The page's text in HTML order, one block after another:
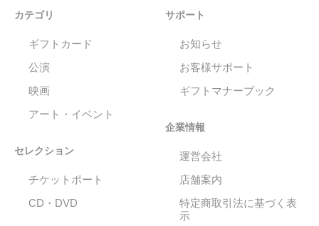
カテゴリ
ギフトカード
公演
映画
アート・イベント
セレクション
チケットポート
CD・DVD
サポート
お知らせ
お客様サポート
ギフトマナーブック
企業情報
運営会社
店舗案内
特定商取引法に基づく表
示